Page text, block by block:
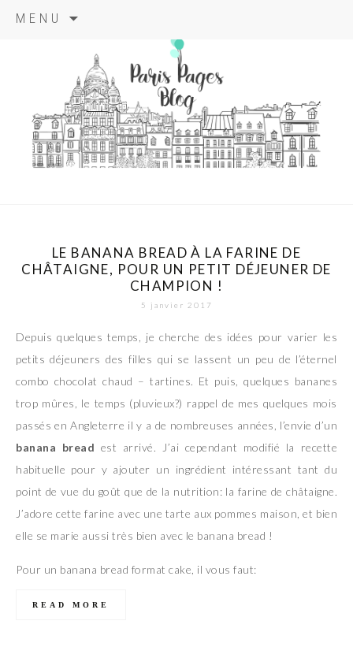
MENU
principal
paris pages
blog
LE BANANA BREAD À LA FARINE DE
CHÂTAIGNE, POUR UN PETIT DÉJEUNER DE
CHAMPION !
5 janvier 2017
Depuis quelques temps, je cherche des idées pour varier les
petits déjeuners des filles qui se lassent un peu de l’éternel
combo chocolat chaud – tartines. Et puis, quelques bananes
trop mûres, le temps (pluvieux?) rappel de mes quelques mois
passés en Angleterre il y a de nombreuses années, l’envie d’un
banana bread est arrivé. J’ai cependant modifié la recette
habituelle pour y ajouter un ingrédient intéressant tant du
point de vue du goût que de la nutrition: la farine de châtaigne.
J’adore cette farine avec une tarte aux pommes maison, et bien
elle se marie aussi très bien avec le banana bread !
Pour un banana bread format cake, il vous faut:
READ MORE